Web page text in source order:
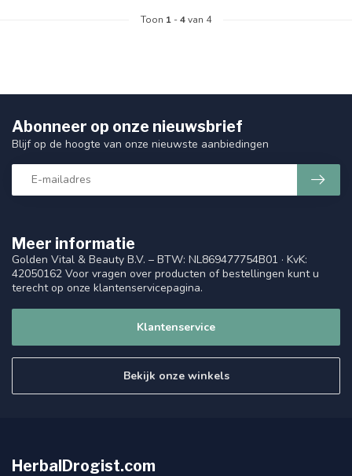
Toon 1 -4van 4
Meer informatie
Golden Vital & Beauty B.V. – BTW: NL869477754B01 · KvK:
42050162 Voor vragen over producten of bestellingen kunt u
terecht op onze klantenservicepagina.
Klantenservice
Bekijk onze winkels
Abonneer op onze nieuwsbrief
Blijf op de hoogte van onze nieuwste aanbiedingen
HerbalDrogist.com